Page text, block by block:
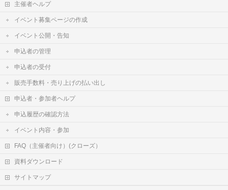
主催者ヘルプ
イベント募集ページの作成
イベント公開・告知
申込者の管理
申込者の受付
販売手数料・売り上げの払い出し
申込者・参加者ヘルプ
申込履歴の確認方法
イベント内容・参加
FAQ（主催者向け）(クローズ）
資料ダウンロード
サイトマップ